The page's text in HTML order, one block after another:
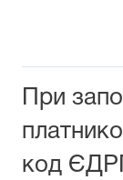
При
код